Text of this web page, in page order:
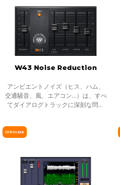
ハーモニックエンハンサー
W43 Noise Reduction
アンビエントノイズ（ヒス、ハム、
交通騒音、風、エアコン…）は、すべ
てダイアログトラックに深刻な問題
れらのノイズの悩みを解消してくれ
Ultimate